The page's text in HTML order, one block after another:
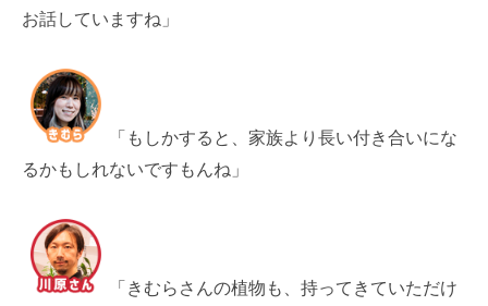
お話していますね」
「もしかすると、家族より長い付き合いにな
るかもしれないですもんね」
「きむらさんの植物も、持ってきていただけ